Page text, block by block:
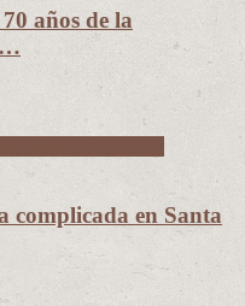
años de la
complicada en Santa